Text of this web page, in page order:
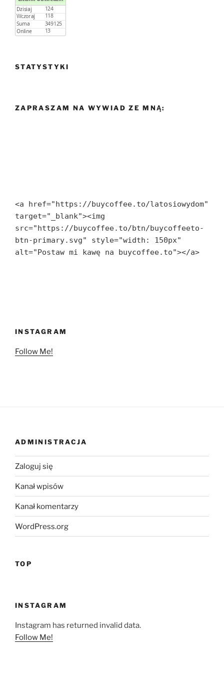
STATYSTYKI
ZAPRASZAM NA WYWIAD ZE MNĄ:
<a href="https://buycoffee.to/latosiowydom"
target="_blank"><img
src="https://buycoffee.to/btn/buycoffeeto-
btn-primary.svg" style="width: 150px"
alt="Postaw mi kawę na buycoffee.to"></a>
INSTAGRAM
Follow Me!
ADMINISTRACJA
Zaloguj się
Kanał wpisów
Kanał komentarzy
WordPress.org
TOP
INSTAGRAM
Instagram has returned invalid data.
Follow Me!